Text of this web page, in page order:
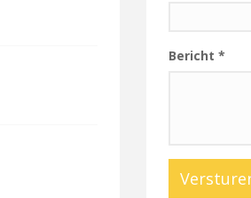
Bericht *